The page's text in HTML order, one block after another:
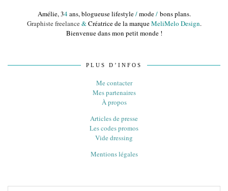
Amélie, 34ans, blogueuse lifestyle/mode/bons plans.
Graphiste freelance&Créatrice de la marqueMeliMelo Design.
Bienvenue dans mon petit monde !
PLUS D’INFOS
Me contacter
Mes partenaires
À propos
Articles de presse
Les codes promos
Vide dressing
Mentions légales